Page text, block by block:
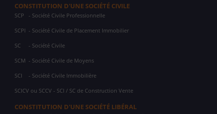
CONSTITUTION D'UNE SOCIÉTÉ CIVILE
SCP - Société Civile Professionnelle
SCPI - Société Civile de Placement Immobilier
SC - Société Civile
SCM - Société Civile de Moyens
SCI - Société Civile Immobilière
SCICV ou SCCV - SCI / SC de Construction Vente
CONSTITUTION D'UNE SOCIÉTÉ LIBÉRAL